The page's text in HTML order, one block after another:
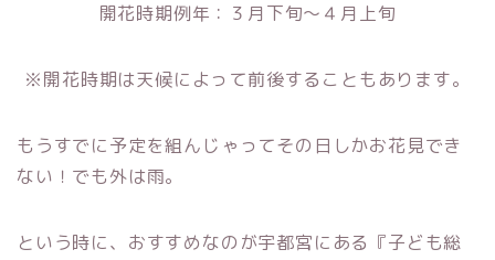
開花時期例年：３月下旬～４月上旬
※開花時期は天候によって前後することもあります。
もうすでに予定を組んじゃってその日しかお花見でき
ない！でも外は雨。
という時に、おすすめなのが宇都宮にある『子ども総